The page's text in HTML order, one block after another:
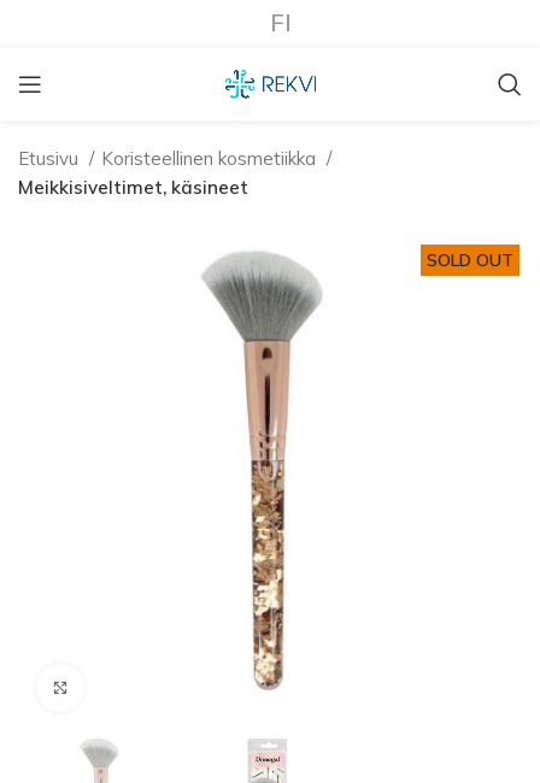
FI
Etusivu
Koristeellinen kosmetiikka
Meikkisiveltimet, käsineet
SOLD OUT